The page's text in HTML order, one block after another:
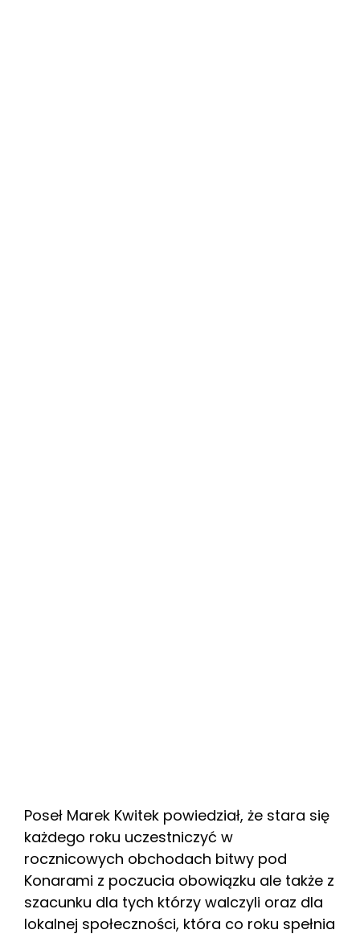
Poseł Marek Kwitek powiedział, że stara się
każdego roku uczestniczyć w
rocznicowych obchodach bitwy pod
Konarami z poczucia obowiązku ale także z
szacunku dla tych którzy walczyli oraz dla
lokalnej społeczności, która co roku spełnia